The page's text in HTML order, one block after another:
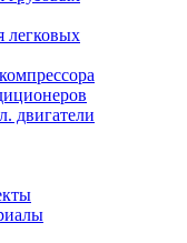
легковых
двигатели